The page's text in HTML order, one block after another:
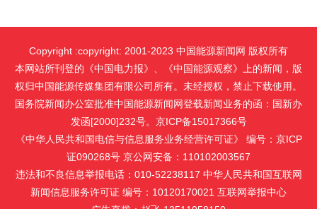
Copyright :copyright: 2001-2023 中国能源新闻网 版权所有
本网站所刊登的《中国电力报》、《中国能源观察》上的新闻，版
权归中国能源传媒集团有限公司所有。未经授权，禁止下载使用。
国务院新闻办公室批准中国能源新闻网登载新闻业务的函：国新办
发函[2000]232号。京ICP备15017366号
《中华人民共和国电信与信息服务业务经营许可证》 编号：京ICP
证090268号 京公网安备：110102003567
违法和不良信息举报电话：010-52238117 中华人民共和国互联网
新闻信息服务许可证 编号：10120170021 互联网举报中心